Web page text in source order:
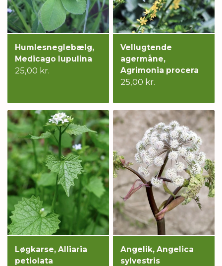
Humlesneglebælg,
Medicago lupulina
25,00 kr.
Vellugtende
agermåne,
Agrimonia procera
25,00 kr.
Løgkarse, Alliaria
petiolata
Angelik, Angelica
sylvestris